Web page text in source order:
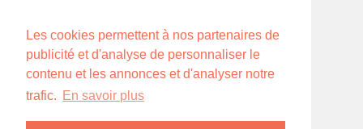
Les cookies permettent à nos partenaires de
publicité et d'analyse de personnaliser le
contenu et les annonces et d'analyser notre
trafic. En savoir plus